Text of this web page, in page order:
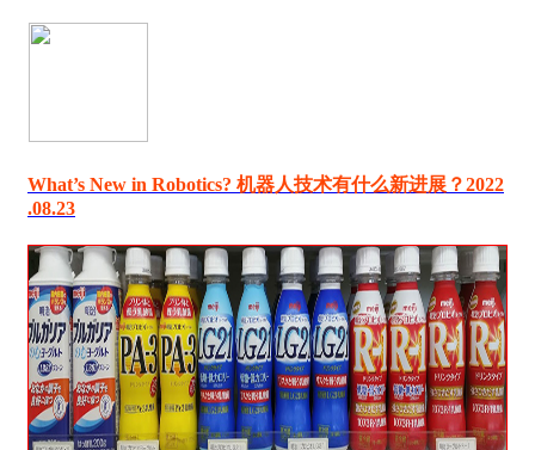
What’s New in Robotics? 机器人技术有什么新进展？2022
.08.23